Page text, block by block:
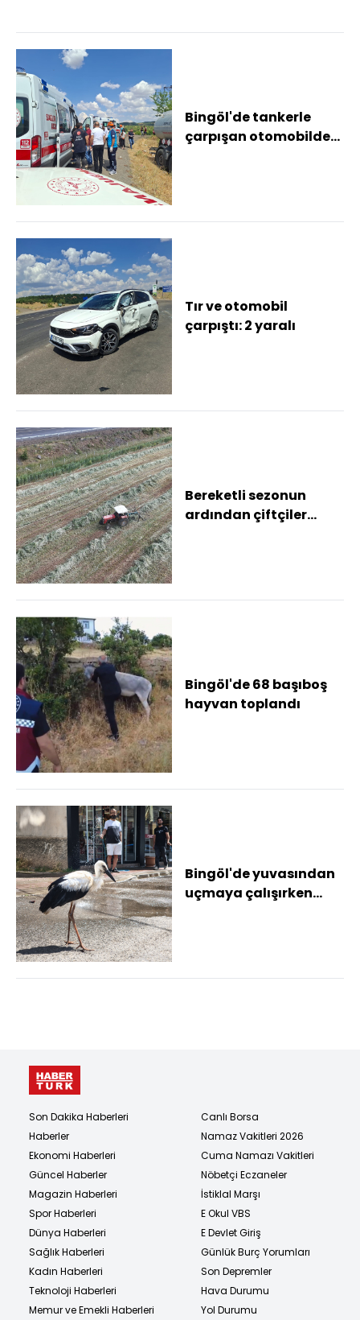
Bingöl'de tankerle
çarpışan otomobildeki
Tır ve otomobil
çarpıştı: 2 yaralı
Bereketli sezonun
ardından çiftçiler
Bingöl'de 68 başıboş
hayvan toplandı
Bingöl'de yuvasından
uçmaya çalışırken
Son Dakika Haberleri
Haberler
Ekonomi Haberleri
Güncel Haberler
Magazin Haberleri
Spor Haberleri
Dünya Haberleri
Sağlık Haberleri
Kadın Haberleri
Teknoloji Haberleri
Memur ve Emekli Haberleri
Canlı Borsa
Namaz Vakitleri 2026
Cuma Namazı Vakitleri
Nöbetçi Eczaneler
İstiklal Marşı
E Okul VBS
E Devlet Giriş
Günlük Burç Yorumları
Son Depremler
Hava Durumu
Yol Durumu